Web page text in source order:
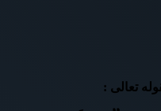
تعالى :